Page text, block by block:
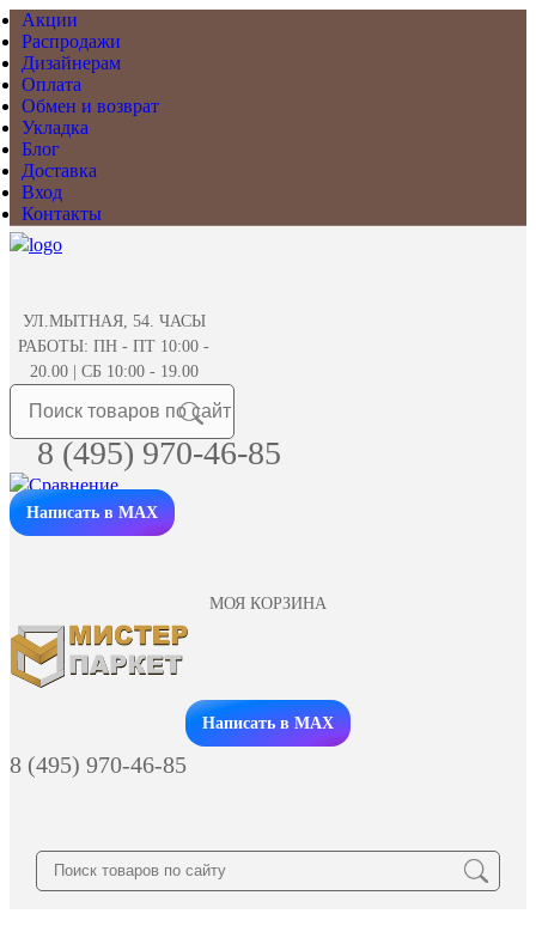
Акции
Распродажи
Дизайнерам
Оплата
Обмен и возврат
Укладка
Блог
Доставка
Вход
Контакты
УЛ.МЫТНАЯ, 54. ЧАСЫ
РАБОТЫ: ПН - ПТ 10:00 -
20.00 | СБ 10:00 - 19.00
8 (495) 970-46-85
Написать в MAX
МОЯ КОРЗИНА
Заказать звонок
Написать в MAX
8 (495) 970-46-85